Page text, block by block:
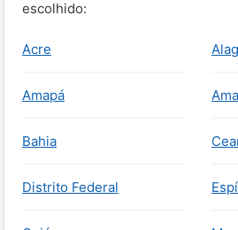
escolhido:
Acre
Amapá
Bahia
Distrito Federal